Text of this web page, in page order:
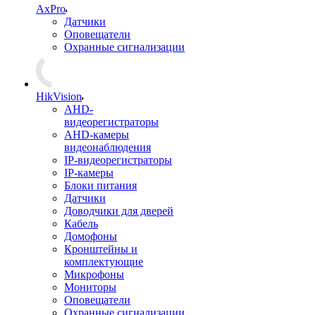
AxPro
Датчики
Оповещатели
Охранные сигнализации
HikVision
AHD-
видеорегистраторы
AHD-камеры
видеонаблюдения
IP-видеорегистраторы
IP-камеры
Блоки питания
Датчики
Доводчики для дверей
Кабель
Домофоны
Кронштейны и
комплектующие
Микрофоны
Мониторы
Оповещатели
Охранные сигнализации